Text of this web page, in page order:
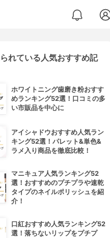
れている人気おすすめ記
ホワイトニング歯磨き粉おすす
めランキング52選！口コミの多
い市販品を中心に
アイシャドウおすすめ人気ラン
キング52選！パレット&単色&
ラメ入り商品を徹底比較！
マニキュア人気ランキング52
選！おすすめのプチプラや速乾
タイプのネイルポリッシュを紹
介！
口紅おすすめ人気ランキング52
選！落ちないリップをプチプ